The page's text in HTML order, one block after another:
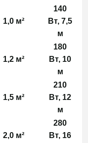
1,0 м²
140
Вт, 7,5
м
1,2 м²
180
Вт, 10
м
1,5 м²
210
Вт, 12
м
2,0 м²
280
Вт, 16